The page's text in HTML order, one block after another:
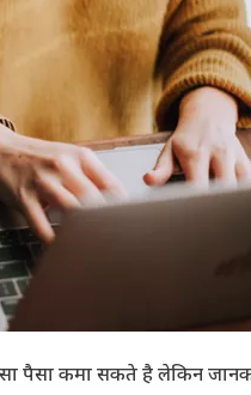
पैसा कमा सकते है लेकिन